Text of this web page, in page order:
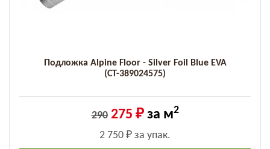
Подложка Alpine Floor - Silver Foil Blue EVA
(СТ-389024575)
290 275 ₽за м2
2 750 ₽ за упак.